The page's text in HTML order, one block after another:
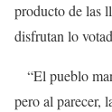
producto de las
disfrutan lo
“El pueblo
pero al parecer,